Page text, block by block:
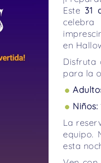
Este 31
en
Disfruta
para la
Niños:
La
equipo.
esta